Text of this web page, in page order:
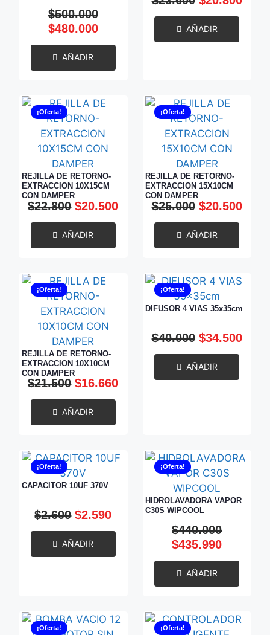
$500.000
$480.000
AÑADIR
AÑADIR
REJILLA DE RETORNO-
EXTRACCION 10X15CM
CON DAMPER
¡Oferta!
$22.800 $20.500
AÑADIR
REJILLA DE RETORNO-
EXTRACCION 15X10CM
CON DAMPER
¡Oferta!
$25.000 $20.500
AÑADIR
REJILLA DE RETORNO-
EXTRACCION 10X10CM
CON DAMPER
¡Oferta!
$21.500 $16.660
AÑADIR
DIFUSOR 4 VIAS 35x35cm
¡Oferta!
$40.000 $34.500
AÑADIR
CAPACITOR 10UF 370V
¡Oferta!
$2.600 $2.590
AÑADIR
HIDROLAVADORA VAPOR
C30S WIPCOOL
¡Oferta!
$440.000
$435.990
AÑADIR
¡Oferta! ¡Oferta!